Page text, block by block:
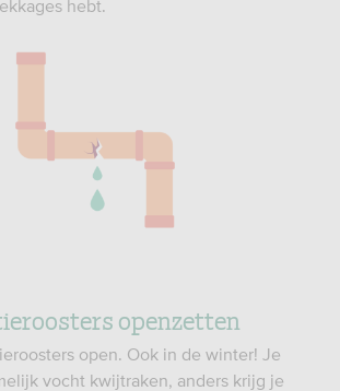
hebt.
openzetten
open. Ook in de winter! Je
vocht kwijtraken, anders krijg je